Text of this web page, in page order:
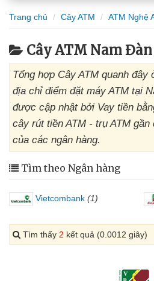
Trang chủ Cây ATM ATM Nghệ
Cây ATM Nam
Tổng hợp Cây ATM quanh
địa chỉ điểm đặt máy ATM tại
được cập nhật bởi Vay tiền
cây rút tiền ATM - trụ ATM
của các ngân hàng.
Tìm theo Ngân hàng
Vietcombank (1)
Tìm thấy 2 kết quả (0.0012 giây)